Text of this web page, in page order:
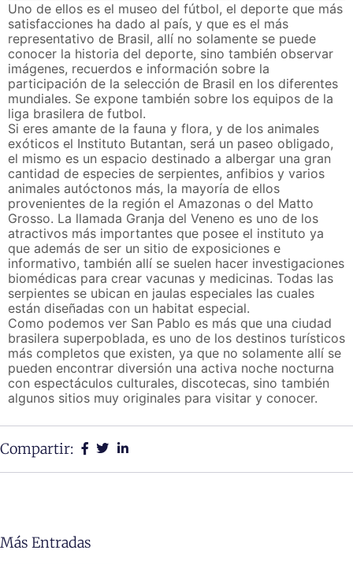
Uno de ellos es el museo del fútbol, el deporte que más
satisfacciones ha dado al país, y que es el más
representativo de Brasil, allí no solamente se puede
conocer la historia del deporte, sino también observar
imágenes, recuerdos e información sobre la
participación de la selección de Brasil en los diferentes
mundiales. Se expone también sobre los equipos de la
liga brasilera de futbol.
Si eres amante de la fauna y flora, y de los animales
exóticos el Instituto Butantan, será un paseo obligado,
el mismo es un espacio destinado a albergar una gran
cantidad de especies de serpientes, anfibios y varios
animales autóctonos más, la mayoría de ellos
provenientes de la región el Amazonas o del Matto
Grosso. La llamada Granja del Veneno es uno de los
atractivos más importantes que posee el instituto ya
que además de ser un sitio de exposiciones e
informativo, también allí se suelen hacer investigaciones
biomédicas para crear vacunas y medicinas. Todas las
serpientes se ubican en jaulas especiales las cuales
están diseñadas con un habitat especial.
Como podemos ver San Pablo es más que una ciudad
brasilera superpoblada, es uno de los destinos turísticos
más completos que existen, ya que no solamente allí se
pueden encontrar diversión una activa noche nocturna
con espectáculos culturales, discotecas, sino también
algunos sitios muy originales para visitar y conocer.
Compartir:
Más Entradas